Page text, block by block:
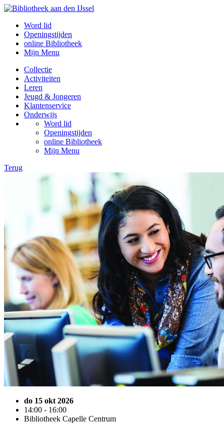
Word lid
Openingstijden
online Bibliotheek
Mijn Menu
Collectie
Activiteiten
Leren
Jeugd & Jongeren
Klantenservice
Onderwijs
Word lid
Openingstijden
online Bibliotheek
Mijn Menu
Terug
do 15 okt 2026
14:00 - 16:00
Bibliotheek Capelle Centrum